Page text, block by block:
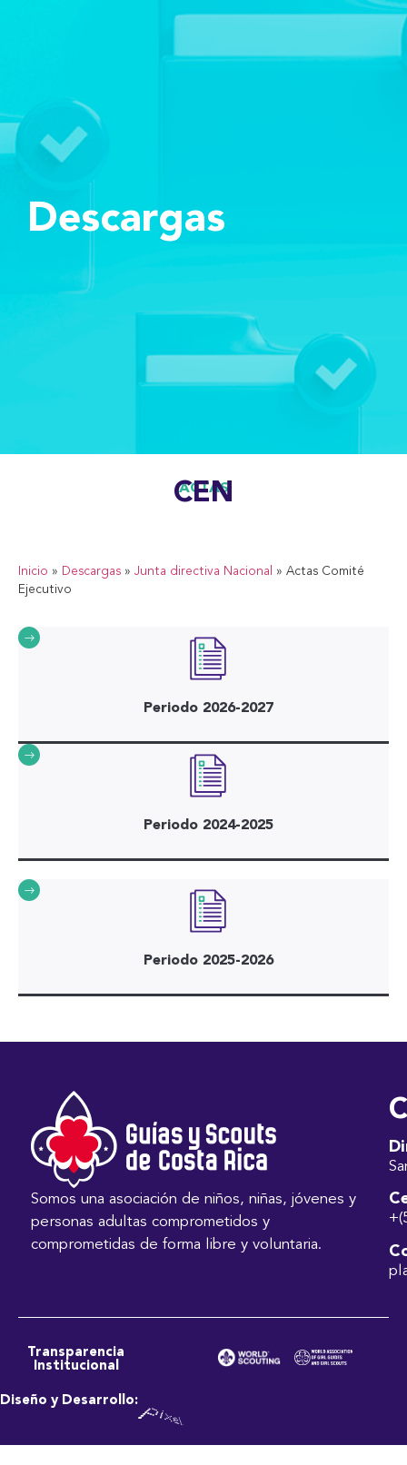
Descargas
ACTAS
CEN
Inicio » Descargas » Junta directiva Nacional » Actas Comité
Ejecutivo
Periodo 2026-2027
Periodo 2024-2025
Periodo 2025-2026
Somos una asociación de niños, niñas, jóvenes y
personas adultas comprometidos y
comprometidas de forma libre y voluntaria.
Transparencia
Institucional
Diseño y Desarrollo: